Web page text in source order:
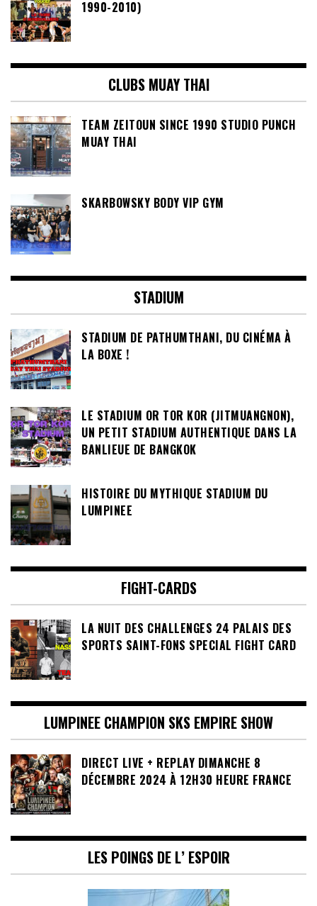
1990-2010)
CLUBS MUAY THAI
TEAM ZEITOUN SINCE 1990 STUDIO PUNCH
MUAY THAI
SKARBOWSKY BODY VIP GYM
STADIUM
STADIUM DE PATHUMTHANI, DU CINÉMA À
LA BOXE !
LE STADIUM OR TOR KOR (JITMUANGNON),
UN PETIT STADIUM AUTHENTIQUE DANS LA
BANLIEUE DE BANGKOK
HISTOIRE DU MYTHIQUE STADIUM DU
LUMPINEE
FIGHT-CARDS
LA NUIT DES CHALLENGES 24 PALAIS DES
SPORTS SAINT-FONS SPECIAL FIGHT CARD
LUMPINEE CHAMPION SKS EMPIRE SHOW
DIRECT LIVE + REPLAY DIMANCHE 8
DÉCEMBRE 2024 À 12H30 HEURE FRANCE
LES POINGS DE L’ ESPOIR